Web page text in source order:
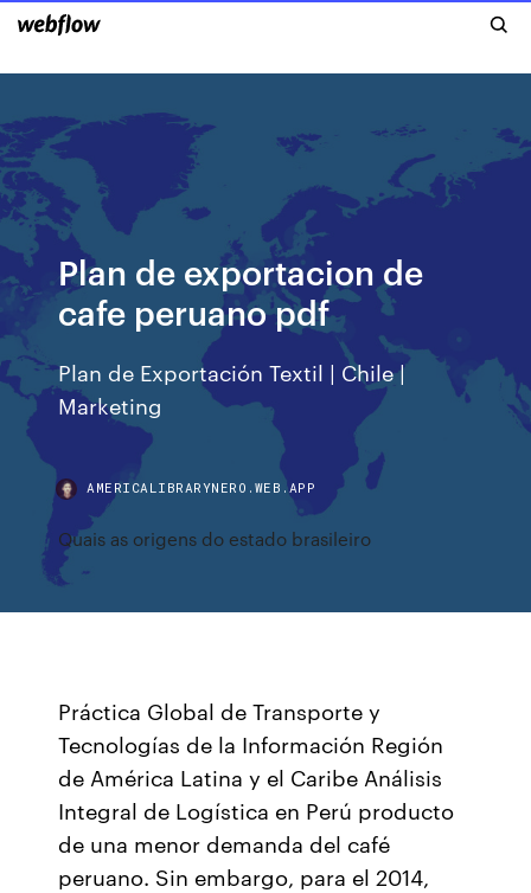
Plan de exportacion de
cafe peruano pdf
Plan de Exportación Textil | Chile |
Marketing
AMERICALIBRARYNERO.WEB.APP
Quais as origens do estado brasileiro
Práctica Global de Transporte y
Tecnologías de la Información Región
de América Latina y el Caribe Análisis
Integral de Logística en Perú producto
de una menor demanda del café
peruano. Sin embargo, para el 2014,